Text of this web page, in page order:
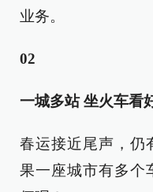
业务。
02
一城多站 坐火车看
春运接近尾声，仍
果一座城市有多个